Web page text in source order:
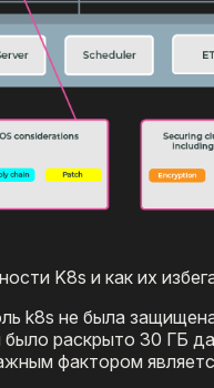
K8s и как их
k8s не была
раскрыто 30 ГБ
фактором